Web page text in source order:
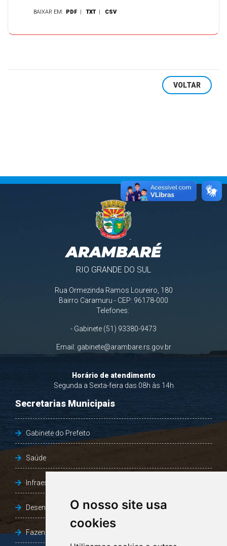
O nosso site usa
cookies
BAIXAR EM: PDF |TXT | CSV
VOLTAR
ARAMBARÉ
RIO GRANDE DO SUL
Rua Ormezinda Ramos Loureiro, 180
Bairro Caramuru - CEP: 96178-000
Telefones:
- Gabinete (51) 93380-9473
Email: gabinete@arambare.rs.gov.br
Horário de atendimento
Segunda a Sexta-feira das 08h às 14h
Secretarias Municipais
Gabinete do Prefeito
Saúde
Infraestrutura, Agricultura e Meio Ambiente
Desenvolvimento Social
Fazenda e Desenvolvimento Econômico